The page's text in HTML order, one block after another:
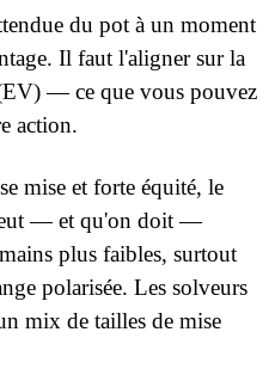
du pot à un moment
Il faut l'aligner sur la
— ce que vous pouvez
action.
mise et forte équité, le
— et qu'on doit —
plus faibles, surtout
polarisée. Les solveurs
mix de tailles de mise